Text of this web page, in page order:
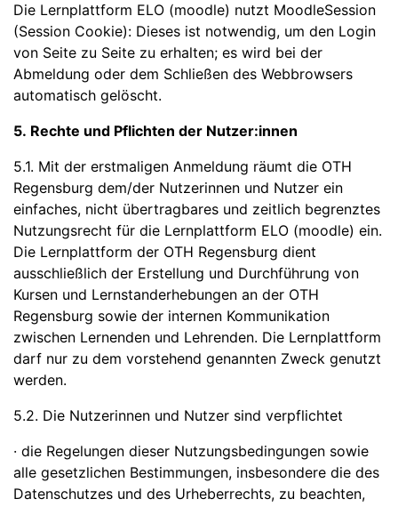
Die Lernplattform ELO (moodle) nutzt MoodleSession
(Session Cookie): Dieses ist notwendig, um den Login
von Seite zu Seite zu erhalten; es wird bei der
Abmeldung oder dem Schließen des Webbrowsers
automatisch gelöscht.
5. Rechte und Pflichten der Nutzer:innen
5.1. Mit der erstmaligen Anmeldung räumt die OTH
Regensburg dem/der Nutzerinnen und Nutzer ein
einfaches, nicht übertragbares und zeitlich begrenztes
Nutzungsrecht für die Lernplattform ELO (moodle) ein.
Die Lernplattform der OTH Regensburg dient
ausschließlich der Erstellung und Durchführung von
Kursen und Lernstanderhebungen an der OTH
Regensburg sowie der internen Kommunikation
zwischen Lernenden und Lehrenden. Die Lernplattform
darf nur zu dem vorstehend genannten Zweck genutzt
werden.
5.2. Die Nutzerinnen und Nutzer sind verpflichtet
· die Regelungen dieser Nutzungsbedingungen sowie
alle gesetzlichen Bestimmungen, insbesondere die des
Datenschutzes und des Urheberrechts, zu beachten,